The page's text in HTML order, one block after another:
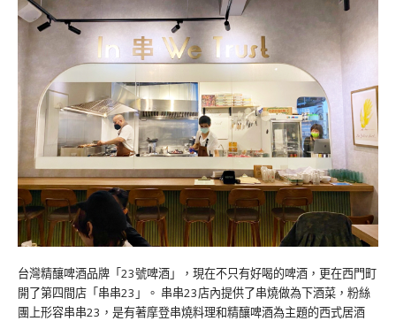
台灣精釀啤酒品牌「23號啤酒」，現在不只有好喝的啤酒，更在西門町
開了第四間店「串串23」。 串串23店內提供了串燒做為下酒菜，粉絲
團上形容串串23，是有著摩登串燒料理和精釀啤酒為主題的西式居酒